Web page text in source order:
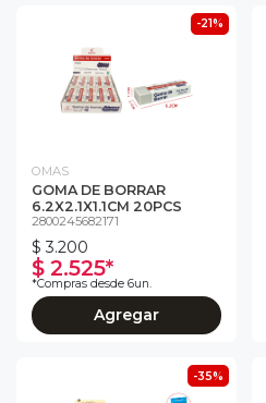
-21%
OMAS
GOMA DE BORRAR
6.2X2.1X1.1CM 20PCS
2800245682171
$ 3.200
$ 2.525*
*Compras desde 6un.
Agregar
-35%